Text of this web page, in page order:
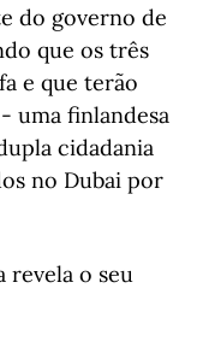
do governo de
que os três
e que terão
uma finlandesa
cidadania
no Dubai por
revela o seu